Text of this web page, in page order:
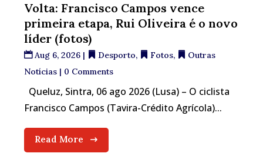
Volta: Francisco Campos vence
primeira etapa, Rui Oliveira é o novo
líder (fotos)
Aug 6, 2026 | Desporto, Fotos,
Outras
Notícias | 0 Comments
Queluz, Sintra, 06 ago 2026 (Lusa) – O ciclista
Francisco Campos (Tavira-Crédito Agrícola)...
Read More